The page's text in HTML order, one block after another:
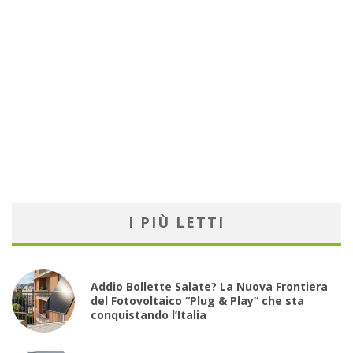
I PIÙ LETTI
Addio Bollette Salate? La Nuova Frontiera
del Fotovoltaico “Plug & Play” che sta
conquistando l’Italia